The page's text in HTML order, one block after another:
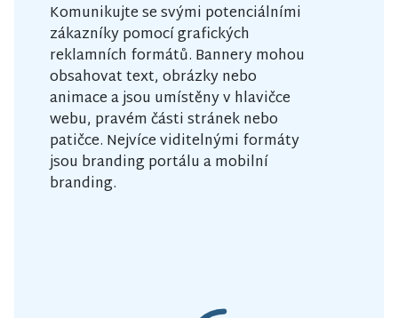
Komunikujte se svými potenciálními
zákazníky pomocí grafických
reklamních formátů. Bannery mohou
obsahovat text, obrázky nebo
animace a jsou umístěny v hlavičce
webu, pravém části stránek nebo
patičce. Nejvíce viditelnými formáty
jsou branding portálu a mobilní
branding.